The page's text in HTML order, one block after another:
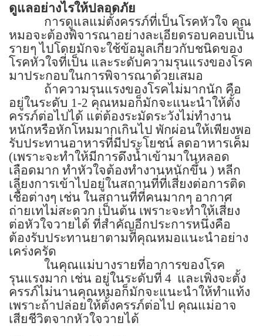
ดูแลอย่างไรให้ปลอดภัย
การดูแลแม่ตั้งครรภ์ที่เป็นโรคหัวใจ คุณ
หมอจะต้องพิจารณาอย่างละเอียดรอบคอบเป็น
รายๆ ไปโดยมักจะใช้ข้อมูลเกี่ยวกับชนิดของ
โรคหัวใจที่เป็น และระดับความรุนแรงของโรค
มาประกอบในการพิจารณาด้วยเสมอ
ถ้าความรุนแรงของโรคไม่มากนัก คือ
อยู่ในระดับ 1-2 คุณหมอก็มักจะแนะนำให้ตั้ง
ครรภ์ต่อไปได้ แต่ต้องระมัดระวังไม่ทำงาน
หนักหรือหักโหมมากเกินไป พักผ่อนให้เพียงพอ
รับประทานอาหารที่มีประโยชน์ ลดอาหารเค็ม
(เพราะจะทำให้มีการดึงน้ำเข้ามาในหลอด
เลือดมาก ทำหัวใจต้องทำงานหนักขึ้น ) หลีก
เลี่ยงการเข้าไปอยู่ในสถานที่ที่เสี่ยงต่อการติด
เชื้อต่างๆ เช่น ในสถานที่ที่คนมากๆ อากาศ
ถ่ายเทไม่สะดวก เป็นต้น เพราะจะทำให้เสี่ยง
ต่อหัวใจวายได้ ที่สำคัญอีกประการหนึ่งคือ
ต้องรับประทานยาตามที่คุณหมอแนะนำอย่าง
เคร่งครัด
ในคุณแม่บางรายที่อาการของโรค
รุนแรงมาก เช่น อยู่ในระดับที่ 4 และเพิ่งจะตั้ง
ครรภ์ไม่นานคุณหมอก็มักจะแนะนำให้ทำแท้ง
เพราะถ้าปล่อยให้ตั้งครรภ์ต่อไป คุณแม่อาจ
เสียชีวิตจากหัวใจวายได้